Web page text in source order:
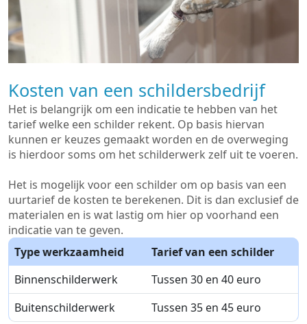
Kosten van een schildersbedrijf
Het is belangrijk om een indicatie te hebben van het
tarief welke een schilder rekent. Op basis hiervan
kunnen er keuzes gemaakt worden en de overweging
is hierdoor soms om het schilderwerk zelf uit te voeren.
Het is mogelijk voor een schilder om op basis van een
uurtarief de kosten te berekenen. Dit is dan exclusief de
materialen en is wat lastig om hier op voorhand een
indicatie van te geven.
Type werkzaamheid
Tarief van een schilder
Binnenschilderwerk
Tussen 30 en 40 euro
Buitenschilderwerk
Tussen 35 en 45 euro